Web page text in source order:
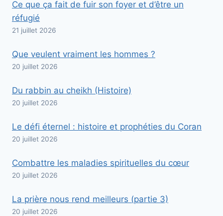
Ce que ça fait de fuir son foyer et d’être un
réfugié
21 juillet 2026
Que veulent vraiment les hommes ?
20 juillet 2026
Du rabbin au cheikh (Histoire)
20 juillet 2026
Le défi éternel : histoire et prophéties du Coran
20 juillet 2026
Combattre les maladies spirituelles du cœur
20 juillet 2026
La prière nous rend meilleurs (partie 3)
20 juillet 2026